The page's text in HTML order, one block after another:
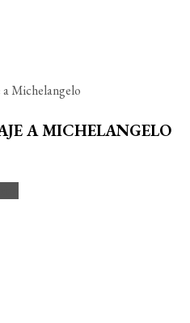
A MICHELANGELO